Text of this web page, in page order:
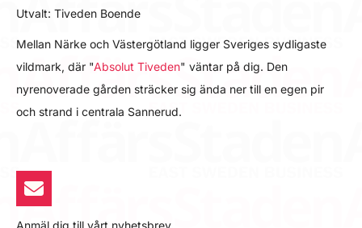
Utvalt: Tiveden Boende
Mellan Närke och Västergötland ligger Sveriges sydligaste
vildmark, där "Absolut Tiveden" väntar på dig. Den
nyrenoverade gården sträcker sig ända ner till en egen pir
och strand i centrala Sannerud.